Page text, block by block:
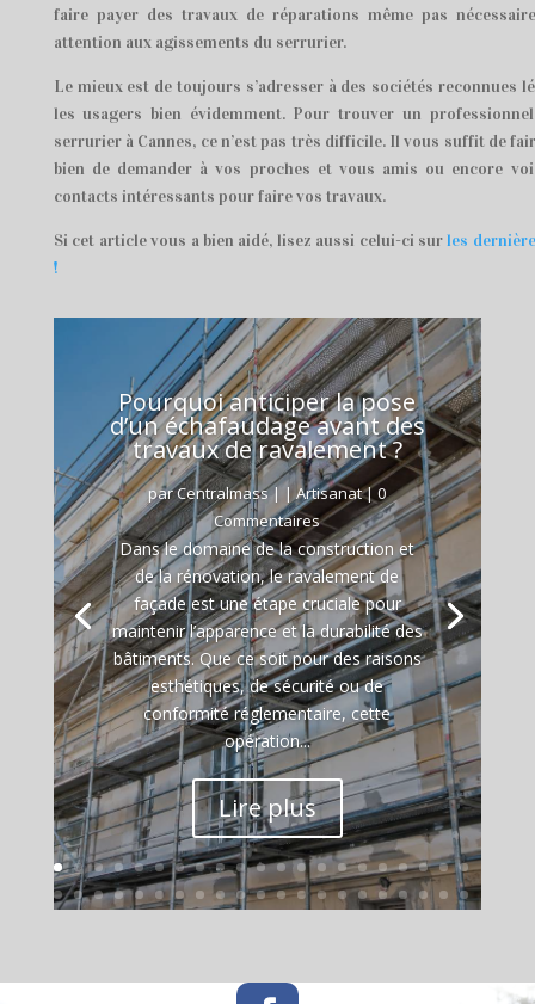
faire payer des travaux de réparations même pas
attention aux agissements du serrurier.
Le mieux est de toujours s’adresser à des sociétés reconnues
les usagers bien évidemment. Pour trouver un
serrurier à Cannes, ce n’est pas très difficile. Il vous suffit de
bien de demander à vos proches et vous amis ou encore
contacts intéressants pour faire vos travaux.
Si cet article vous a bien aidé, lisez aussi celui-ci surles
!
Pourquoi anticiper la pose
d’un échafaudage avant des
travaux de ravalement ?
parCentralmass| |Artisanat| 0
Commentaires
Dans le domaine de la construction et
de la rénovation, le ravalement de
façade est une étape cruciale pour
maintenir l’apparence et la durabilité des
bâtiments. Que ce soit pour des raisons
esthétiques, de sécurité ou de
conformité réglementaire, cette
opération...
Lire plus